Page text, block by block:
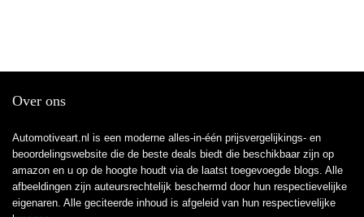
Over ons
Automotiveart.nl is een moderne alles-in-één prijsvergelijkings- en
beoordelingswebsite die de beste deals biedt die beschikbaar zijn op
amazon en u op de hoogte houdt via de laatst toegevoegde blogs. Alle
afbeeldingen zijn auteursrechtelijk beschermd door hun respectievelijke
eigenaren. Alle geciteerde inhoud is afgeleid van hun respectievelijke